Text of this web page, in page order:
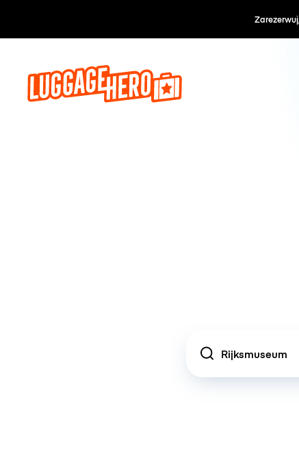
Location